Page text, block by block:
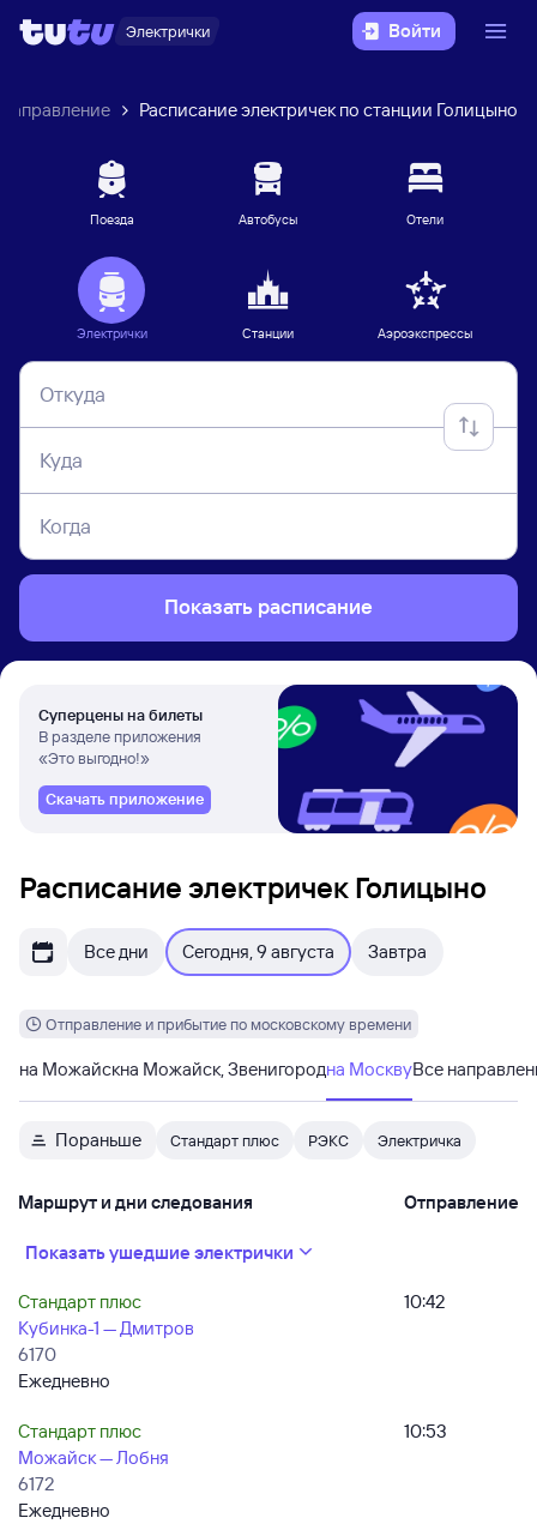
Электрички Войти
Расписание электричек по станции Голицыно
Поезда Автобусы Отели
Электрички Станции Аэроэкспрессы
Откуда
Куда
Когда
Показать расписание
Суперцены на билеты
В разделе приложения
«Это выгодно!»
Скачать приложение
Расписание электричек Голицыно
Все дни Сегодня, 9 августа Завтра
Отправление и прибытие по московскому времени
на Можайскна Можайск, Звенигородна МосквуВсе
Пораньше Стандарт плюс РЭКС Электричка
Маршрут и дни следования Отправление
Показать ушедшие электрички
Стандарт плюс
Кубинка-1 — Дмитров
6170
Ежедневно
10:42
Стандарт плюс
Можайск — Лобня
6172
Ежедневно
10:53